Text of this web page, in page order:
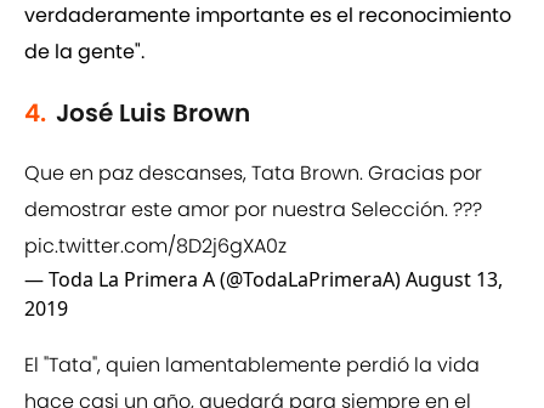
verdaderamente importante es el reconocimiento
de la gente".
4. José Luis Brown
Que en paz descanses, Tata Brown. Gracias por
demostrar este amor por nuestra Selección. ???
pic.twitter.com/8D2j6gXA0z
— Toda La Primera A (@TodaLaPrimeraA)August 13,
2019
El "Tata", quien lamentablemente perdió la vida
hace casi un año, quedará para siempre en el